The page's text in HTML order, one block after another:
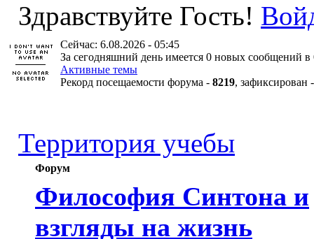
Здравствуйте Гость!
Сейчас: 6.08.2026 - 05:45
За сегодняшний день имеется 0 новых сообщений в
Активные темы
Рекорд посещаемости форума - 8219, зафиксирован
Территория учебы
Форум
Философия Синтона и
взгляды на жизнь